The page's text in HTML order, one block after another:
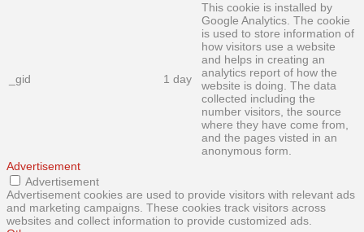
_gid 1 day
This cookie is installed by
Google Analytics. The cookie
is used to store information of
how visitors use a website
and helps in creating an
analytics report of how the
website is doing. The data
collected including the
number visitors, the source
where they have come from,
and the pages visted in an
anonymous form.
Advertisement
Advertisement
Advertisement cookies are used to provide visitors with relevant ads
and marketing campaigns. These cookies track visitors across
websites and collect information to provide customized ads.